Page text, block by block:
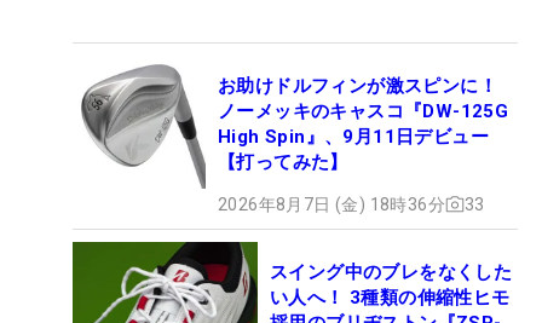
お助けドルフィンが激スピンに！
ノーメッキのキャスコ『DW-125G
High Spin』、9月11日デビュー
【打ってみた】
2026年8月7日 (金) 18時36分 33
スイング中のブレをなくした
い人へ！ 3種類の伸縮性ヒモ